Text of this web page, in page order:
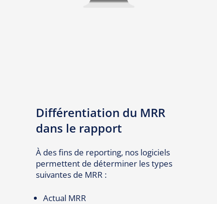
Différentiation du MRR
dans le rapport
À des fins de reporting, nos logiciels
permettent de déterminer les types
suivantes de MRR :
Actual MRR